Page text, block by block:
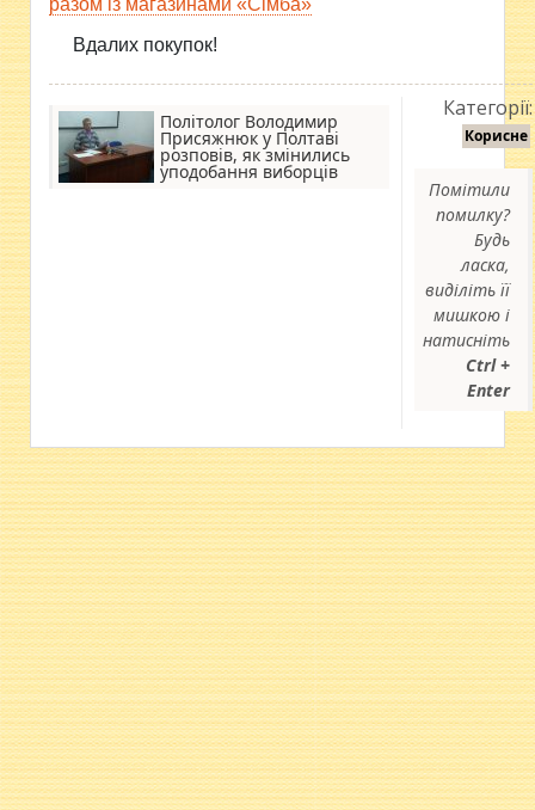
разом із магазинами «Сімба»
Вдалих покупок!
Політолог Володимир
Присяжнюк у Полтаві
розповів, як змінились
уподобання виборців
Категорії:
Корисне
Помітили
помилку?
Будь
ласка,
виділіть її
мишкою і
натисніть
Ctrl +
Enter